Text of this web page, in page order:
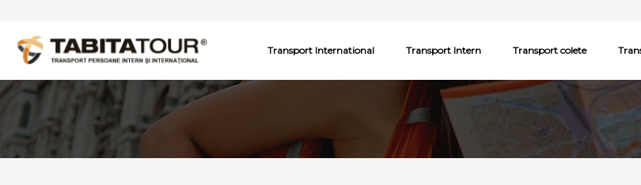
Transport International Transport Intern Transport colete